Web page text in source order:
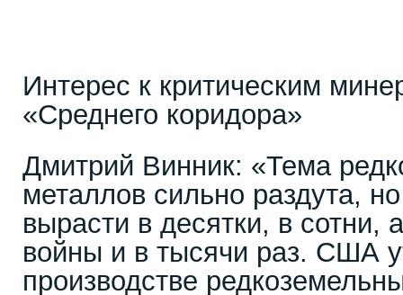
Интерес к критическим
«Среднего коридора»
Дмитрий Винник: «Тема
металлов сильно раздута,
вырасти в десятки, в сотни,
войны и в тысячи раз. США
производстве